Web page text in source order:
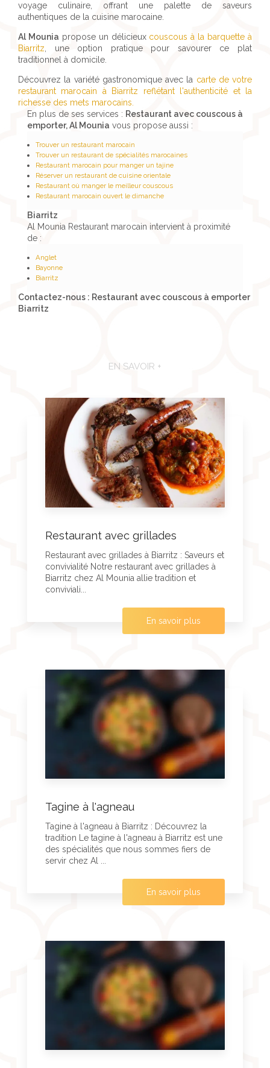
voyage culinaire, offrant une palette de saveurs
authentiques de la cuisine marocaine.
Al Mounia propose un délicieux couscous à la barquette à
Biarritz , une option pratique pour savourer ce plat
traditionnel à domicile.
Découvrez la variété gastronomique avec la carte de votre
restaurant marocain à Biarritz reflétant l'authenticité et la
richesse des mets marocains.
En plus de ses services : Restaurant avec couscous à
emporter, Al Mounia vous propose aussi :
Trouver un restaurant marocain
Trouver un restaurant de spécialités marocaines
Restaurant marocain pour manger un tajine
Réserver un restaurant de cuisine orientale
Restaurant où manger le meilleur couscous
Restaurant marocain ouvert le dimanche
Biarritz
Al Mounia Restaurant marocain intervient à proximité
de :
Anglet
Bayonne
Biarritz
Contactez-nous : Restaurant avec couscous à emporter
Biarritz
EN SAVOIR +
Restaurant avec grillades
Restaurant avec grillades à Biarritz : Saveurs et
convivialité Notre restaurant avec grillades à
Biarritz chez Al Mounia allie tradition et
conviviali...
En savoir plus
Tagine à l'agneau
Tagine à l'agneau à Biarritz : Découvrez la
tradition Le tagine à l'agneau à Biarritz est une
des spécialités que nous sommes fiers de
servir chez Al ...
En savoir plus